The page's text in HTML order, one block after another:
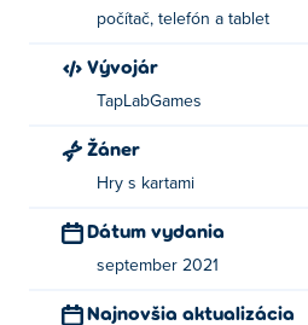
počítač, telefón a tablet
Vývojár
TapLabGames
Žáner
Hry s kartami
Dátum vydania
september 2021
Najnovšia aktualizácia